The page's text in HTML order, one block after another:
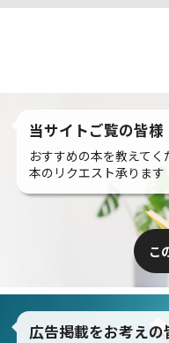
当サイトご覧の皆様
おすすめの本を教えてく
本のリクエスト承ります
こ
広告掲載をお考えの